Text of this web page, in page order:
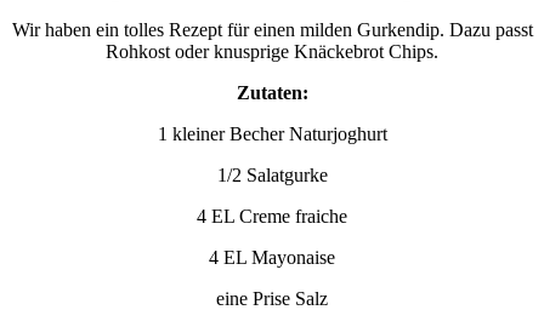
Wir haben ein tolles Rezept für einen milden Gurkendip. Dazu passt
Rohkost oder knusprige Knäckebrot Chips.
Zutaten:
1 kleiner Becher Naturjoghurt
1/2 Salatgurke
4 EL Creme fraiche
4 EL Mayonaise
eine Prise Salz